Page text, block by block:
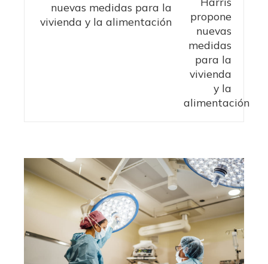
nuevas medidas para la
vivienda y la alimentación